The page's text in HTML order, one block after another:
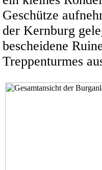
Geschütze
der Kernburg
bescheidene
Treppenturmes